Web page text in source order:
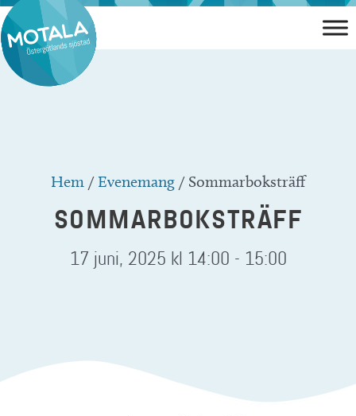
Hoppa
till
innehåll
Hem /Evenemang / Sommarboksträff
SOMMARBOKSTRÄFF
17 juni, 2025 kl 14:00 - 15:00